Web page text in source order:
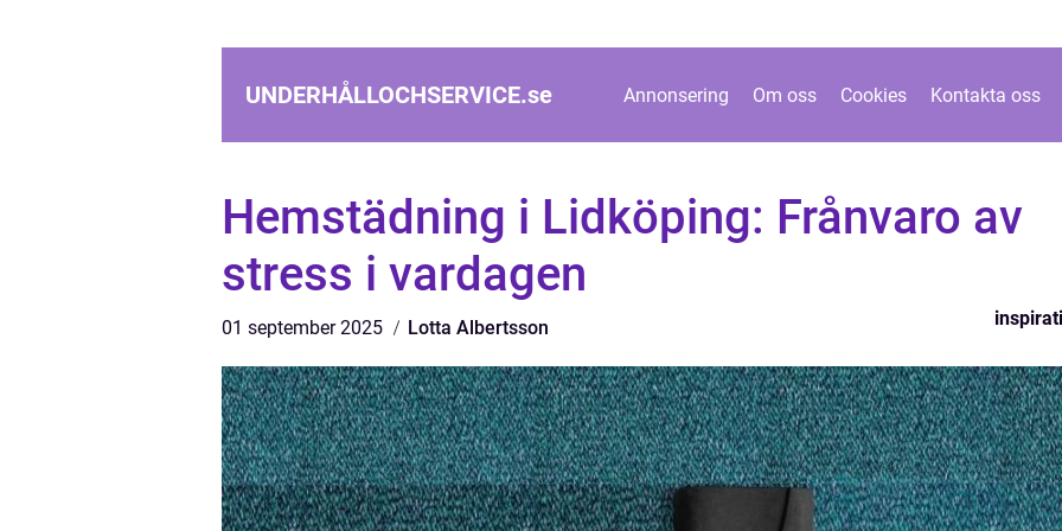
UNDERHÅLLOCHSERVICE.se Annonsering Om oss Cookies Kontakta oss
Hemstädning i Lidköping: Frånvaro av
stress i vardagen
01 september 2025 Lotta Albertsson